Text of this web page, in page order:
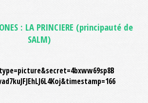
: LA PRINCIERE (principauté de
SALM)